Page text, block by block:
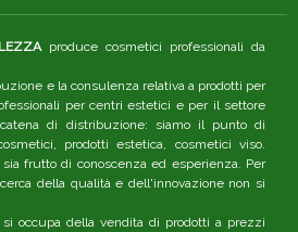
produce cosmetici professionali da
e la consulenza relativa a prodotti per
per centri estetici e per il settore
di distribuzione: siamo il punto di
prodotti estetica, cosmetici viso.
frutto di conoscenza ed esperienza. Per
della qualità e dell'innovazione non si
occupa della vendita di prodotti a prezzi